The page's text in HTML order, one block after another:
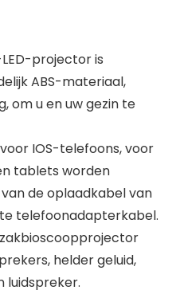
projector is
ABS-materiaal,
om u en uw gezin te
IOS-telefoons, voor
tablets worden
de oplaadkabel van
telefoonadapterkabel.
helder geluid,
luidspreker.